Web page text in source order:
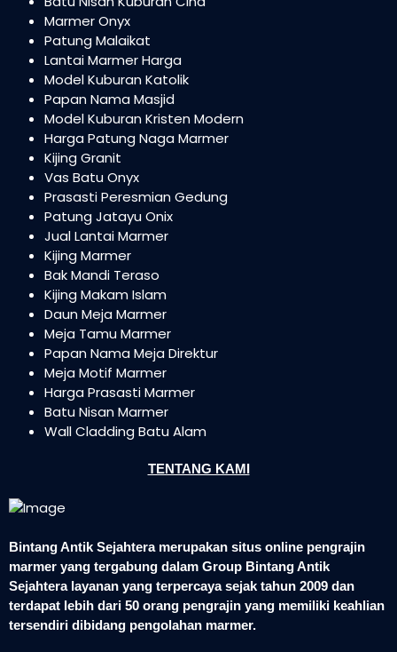
Marmer Onyx
Patung Malaikat
Lantai Marmer Harga
Model Kuburan Katolik
Papan Nama Masjid
Model Kuburan Kristen Modern
Harga Patung Naga Marmer
Kijing Granit
Vas Batu Onyx
Prasasti Peresmian Gedung
Patung Jatayu Onix
Jual Lantai Marmer
Kijing Marmer
Bak Mandi Teraso
Kijing Makam Islam
Daun Meja Marmer
Meja Tamu Marmer
Papan Nama Meja Direktur
Meja Motif Marmer
Harga Prasasti Marmer
Batu Nisan Marmer
Wall Cladding Batu Alam
TENTANG KAMI
Bintang Antik Sejahtera merupakan situs online pengrajin
marmer yang tergabung dalam Group Bintang Antik
Sejahtera layanan yang terpercaya sejak tahun 2009 dan
terdapat lebih dari 50 orang pengrajin yang memiliki keahlian
tersendiri dibidang pengolahan marmer.